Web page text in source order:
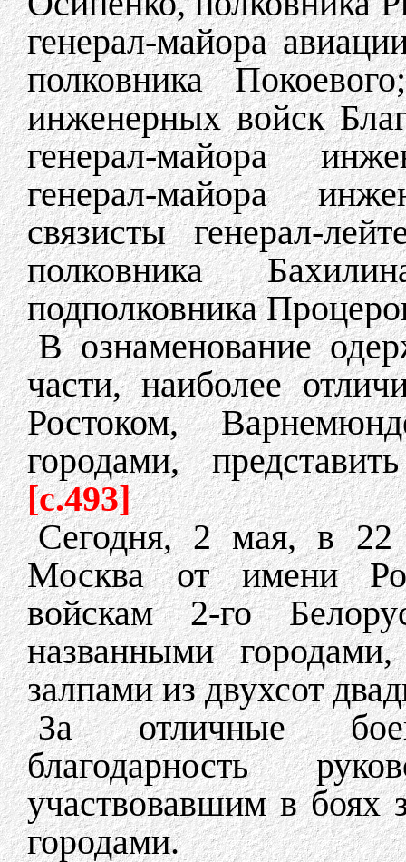
генерал-майора
полковника
инженерных войск
генерал-майора
генерал-майора
связисты генерал-
полковника
подполковника
В ознаменование
части, наиболее
Ростоком,
городами,
[c.493]
Сегодня, 2 мая, в 22
Москва от имени
войскам 2-го
названными
залпами из двухсот
За отличные
благодарность
участвовавшим в боях
городами.